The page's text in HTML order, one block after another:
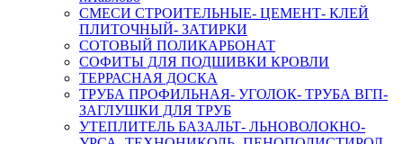
СМЕСИ СТРОИТЕЛЬНЫЕ- ЦЕМЕНТ- КЛЕЙ
ПЛИТОЧНЫЙ- ЗАТИРКИ
СОТОВЫЙ ПОЛИКАРБОНАТ
СОФИТЫ ДЛЯ ПОДШИВКИ КРОВЛИ
ТЕРРАСНАЯ ДОСКА
ТРУБА ПРОФИЛЬНАЯ- УГОЛОК- ТРУБА ВГП-
ЗАГЛУШКИ ДЛЯ ТРУБ
УТЕПЛИТЕЛЬ БАЗАЛЬТ- ЛЬНОВОЛОКНО-